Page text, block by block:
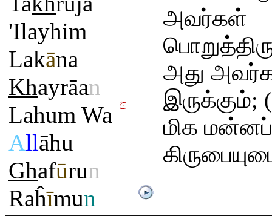
'Ilayhim
Lakāna
Khayrāan
Lahum Wa
Allāhu
Ghafūrun
Raĥīmun
அவர்கள்
அது
மிக